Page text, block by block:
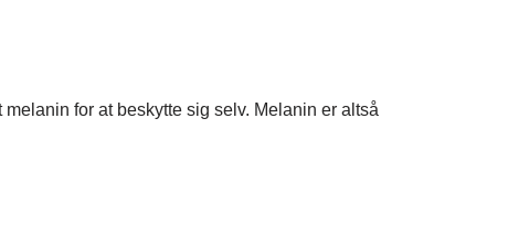
for at beskytte sig selv. Melanin er altså